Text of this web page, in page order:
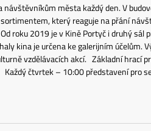
města každý den. V
který reaguje na přání
roku 2019 je v Kině Portyč i druhý sál
kina je určena ke galerijním účelům.
vzdělávacích akcí. Základní hrací
čtvrtek – 10:00 představení pro